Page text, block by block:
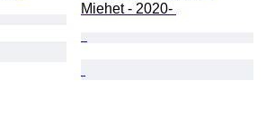
Miehet - 2020-